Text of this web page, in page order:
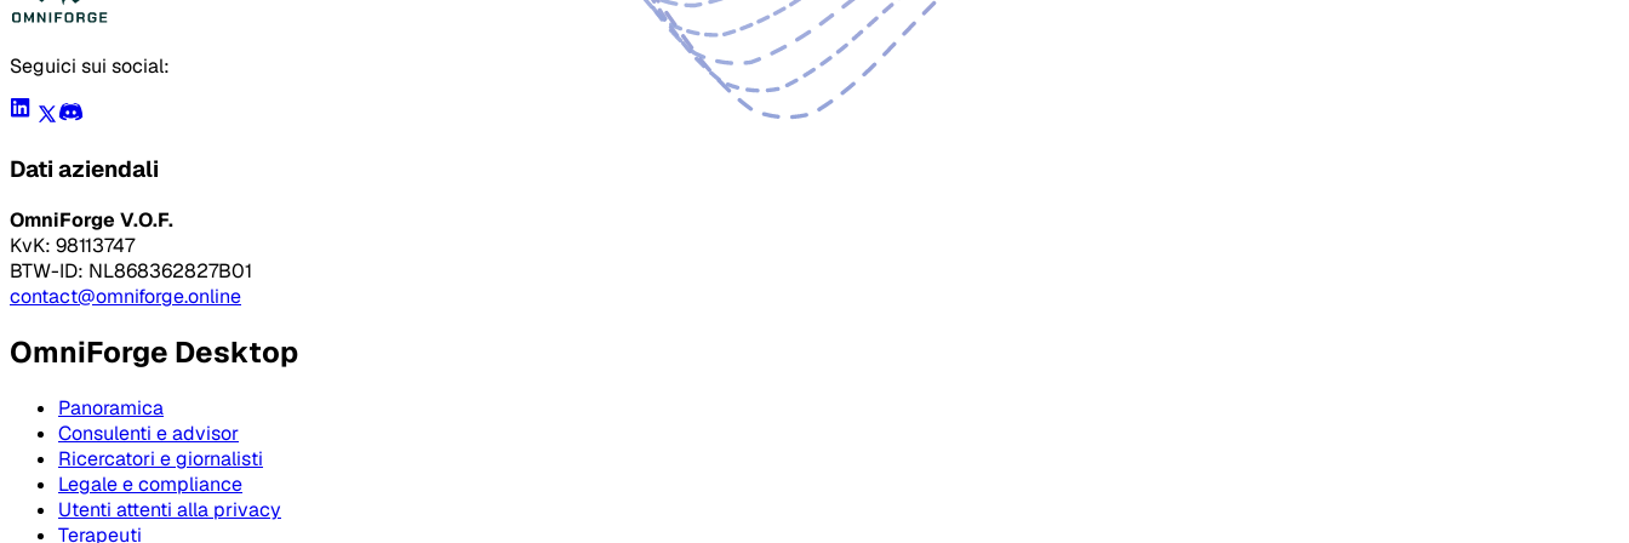
Seguici sui social:
Dati aziendali
OmniForge V.O.F.
KvK: 98113747
BTW-ID: NL868362827B01
contact@omniforge.online
OmniForge Desktop
Panoramica
Consulenti e advisor
Ricercatori e giornalisti
Legale e compliance
Utenti attenti alla privacy
Terapeuti